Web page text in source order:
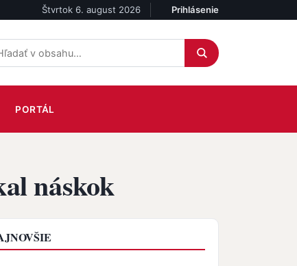
Štvrtok 6. august 2026 Účet
Prihlásenie
PORTÁL
náskok